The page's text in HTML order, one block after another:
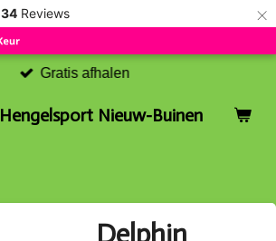
34 Reviews ×
Hengelsport Nieuw-Buinen
Gratis afhalen
Delphin